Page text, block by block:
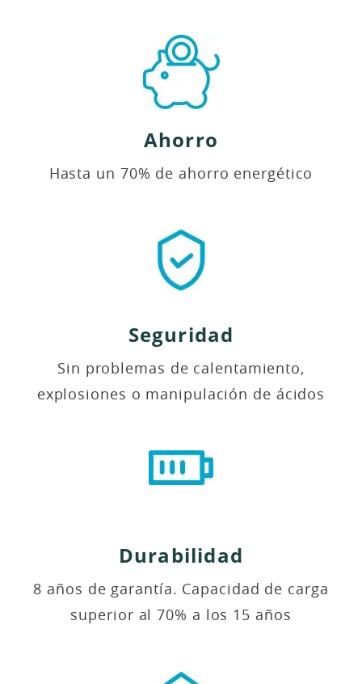
Ahorro
Hasta un 70% de ahorro energético
Seguridad
Sin problemas de calentamiento,
explosiones o manipulación de ácidos
Durabilidad
8 años de garantía. Capacidad de carga
superior al 70% a los 15 años